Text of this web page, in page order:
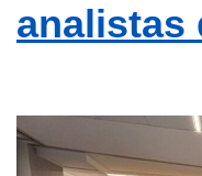
analistas